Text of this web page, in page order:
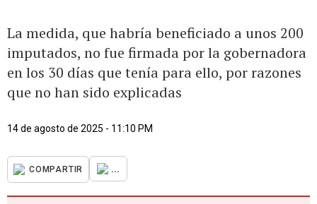
La medida, que habría beneficiado a unos 200
imputados, no fue firmada por la gobernadora
en los 30 días que tenía para ello, por razones
que no han sido explicadas
14 de agosto de 2025 - 11:10 PM
COMPARTIR ...